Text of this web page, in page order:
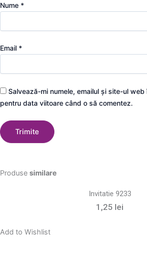
Nume *
Email *
Salvează-mi numele, emailul și site-ul
pentru data viitoare când o să comentez.
Produse similare
Invitatie 9233
1,25 lei
Add to Wishlist